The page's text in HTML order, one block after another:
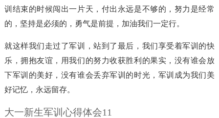
训结束的时候闯出一片天，付出永远是不够的，努力是经常
的，坚持是必须的，勇气是前提，加油我们一定行。
就这样我们走过了军训，站到了最后，我们享受着军训的快
乐，拥抱友谊，用我们的努力收获胜利的果实，没有谁会放
下军训的美好，没有谁会丢弃军训的时光，军训成为我们美
好记忆，永远留存。
大一新生军训心得体会11